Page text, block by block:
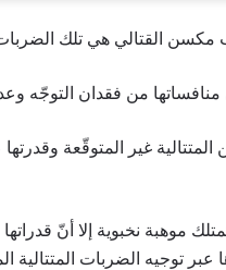
القتالي هي تلك الضربات
من فقدان التوجّه
غير المتوقّعة
تمتلك موهبة نخبوية إلا أنّ
توجيه الضربات المتتالية